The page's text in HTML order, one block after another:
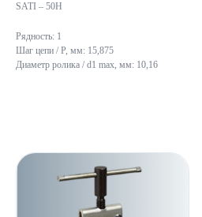
SATI – 50Н
Рядность: 1
Шаг цепи / P, мм: 15,875
Диаметр ролика / d1 max, мм: 10,16